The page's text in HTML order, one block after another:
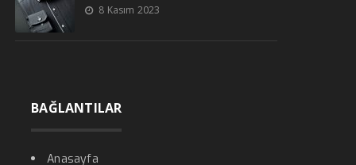
8 Kasım 2023
BAĞLANTILAR
Anasayfa